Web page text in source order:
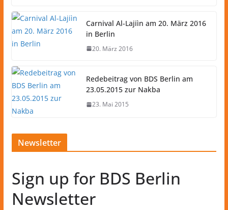
Carnival Al-Lajiìn am 20. März 2016
in Berlin
20. März 2016
Redebeitrag von BDS Berlin am
23.05.2015 zur Nakba
23. Mai 2015
Newsletter
Sign up for BDS Berlin
Newsletter